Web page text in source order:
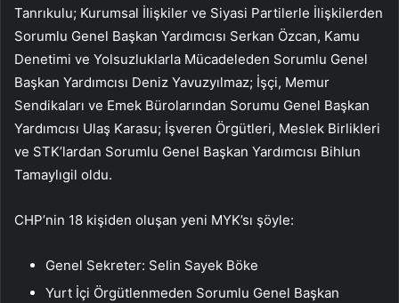
Tanrıkulu; Kurumsal İlişkiler ve Siyasi Partilerle İlişkilerden
Sorumlu Genel Başkan Yardımcısı Serkan Özcan, Kamu
Denetimi ve Yolsuzluklarla Mücadeleden Sorumlu Genel
Başkan Yardımcısı Deniz Yavuzyılmaz; İşçi, Memur
Sendikaları ve Emek Bürolarından Sorumu Genel Başkan
Yardımcısı Ulaş Karasu; İşveren Örgütleri, Meslek Birlikleri
ve STK’lardan Sorumlu Genel Başkan Yardımcısı Bihlun
Tamaylıgil oldu.
CHP’nin 18 kişiden oluşan yeni MYK’sı şöyle:
Genel Sekreter: Selin Sayek Böke
Yurt İçi Örgütlenmeden Sorumlu Genel Başkan